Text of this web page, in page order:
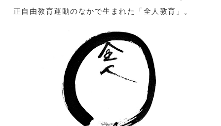
正自由教育運動のなかで生まれた「全人教育」。